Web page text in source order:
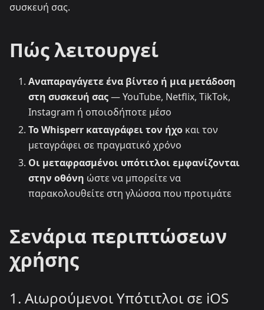
συσκευή σας.
Πώς λειτουργεί
Αναπαραγάγετε ένα βίντεο ή μια μετάδοση
στη συσκευή σας— YouTube, Netflix, TikTok,
Instagram ή οποιοδήποτε μέσο
Το Whisperr καταγράφει τον ήχο και τον
μεταγράφει σε πραγματικό χρόνο
Οι μεταφρασμένοι υπότιτλοι εμφανίζονται
στην οθόνη ώστε να μπορείτε να
παρακολουθείτε στη γλώσσα που προτιμάτε
Σενάρια περιπτώσεων
χρήσης
1. Αιωρούμενοι Υπότιτλοι σε iOS